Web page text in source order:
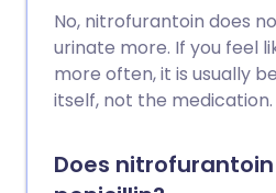
No, nitrofurantoin does
urinate more. If you feel
more often, it is usually
itself, not the medication.
Does